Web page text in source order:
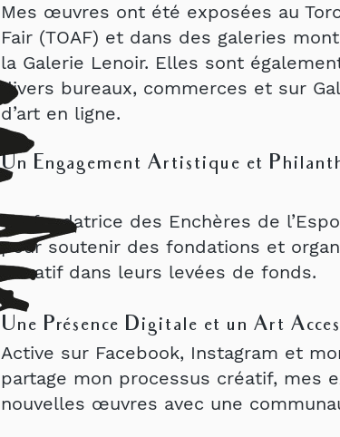
Mes œuvres ont été exposées au
Fair (TOAF) et dans des galeries
la Galerie Lenoir. Elles sont
divers bureaux, commerces et sur
d’art en ligne.
Un Engagement Artistique et
Co-fondatrice des Enchères de
pour soutenir des fondations et
lucratif dans leurs levées de fonds.
Une Présence Digitale et un Art
Active sur Facebook, Instagram et
partage mon processus créatif, mes
nouvelles œuvres avec une